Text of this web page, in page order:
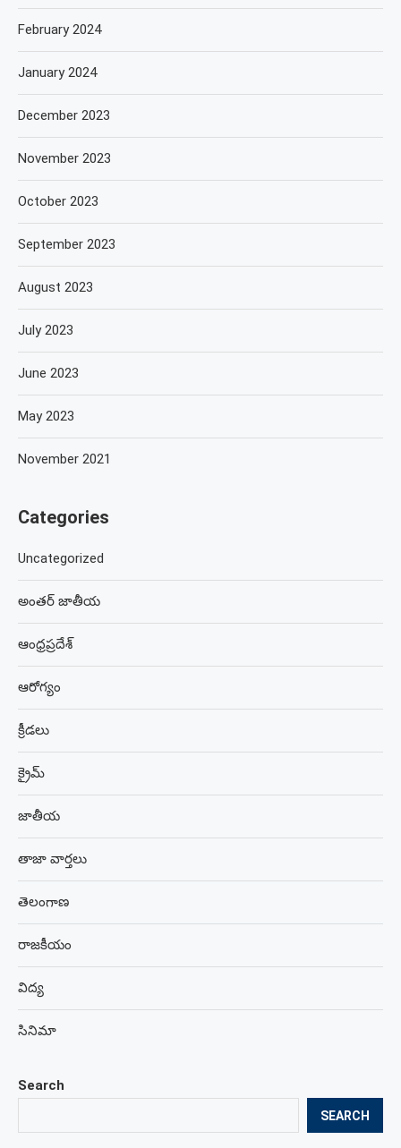
Search
SEARCH
February 2024
January 2024
December 2023
November 2023
October 2023
September 2023
August 2023
July 2023
June 2023
May 2023
November 2021
Categories
Uncategorized
అంతర్ జాతీయ
ఆంధ్రప్రదేశ్
ఆరోగ్యం
క్రీడలు
క్రైమ్
జాతీయ
తాజా వార్తలు
తెలంగాణ
రాజకీయం
విద్య
సినిమా